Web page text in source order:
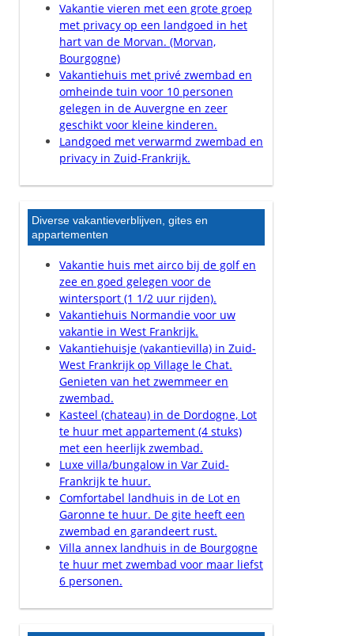
Vakantie vieren met een grote groep
met privacy op een landgoed in het
hart van de Morvan. (Morvan,
Bourgogne)
Vakantiehuis met privé zwembad en
omheinde tuin voor 10 personen
gelegen in de Auvergne en zeer
geschikt voor kleine kinderen.
Landgoed met verwarmd zwembad en
privacy in Zuid-Frankrijk.
Diverse vakantieverblijven, gites en
appartementen
Vakantie huis met airco bij de golf en
zee en goed gelegen voor de
wintersport (1 1/2 uur rijden).
Vakantiehuis Normandie voor uw
vakantie in West Frankrijk.
Vakantiehuisje (vakantievilla) in Zuid-
West Frankrijk op Village le Chat.
Genieten van het zwemmeer en
zwembad.
Kasteel (chateau) in de Dordogne, Lot
te huur met appartement (4 stuks)
met een heerlijk zwembad.
Luxe villa/bungalow in Var Zuid-
Frankrijk te huur.
Comfortabel landhuis in de Lot en
Garonne te huur. De gite heeft een
zwembad en garandeert rust.
Villa annex landhuis in de Bourgogne
te huur met zwembad voor maar liefst
6 personen.